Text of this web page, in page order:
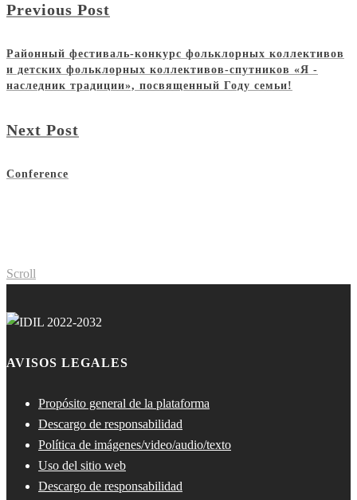
Previous Post
Районный фестиваль-конкурс фольклорных коллективов
и детских фольклорных коллективов-спутников «Я -
наследник традиции», посвященный Году семьи!
Next Post
Conference
Scroll
AVISOS LEGALES
Propósito general de la plataforma
Descargo de responsabilidad
Política de imágenes/video/audio/texto
Uso del sitio web
Descargo de responsabilidad